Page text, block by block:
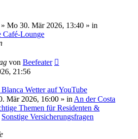
» Mo 30. Mär 2026, 13:40 » in
Café-Lounge
von Beefeater
21:56
Wetter auf YouTube
Mär 2026, 16:00 » in An der Costa
Themen für Residenten &
Sonstige Versicherungsfragen